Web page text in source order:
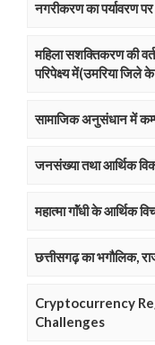
नगरीकरण का पर्यावरण
महिला सशक्तिकरण की
परिपेक्ष्य में(उमरिया जिले
सामाजिक अनुसंधान में
जनसंख्या तथा आर्थिक
महात्मा गाॅंधी के आर्थिक
छत्तीसगढ़ का भगौलिक,
Cryptocurrency
Challenges